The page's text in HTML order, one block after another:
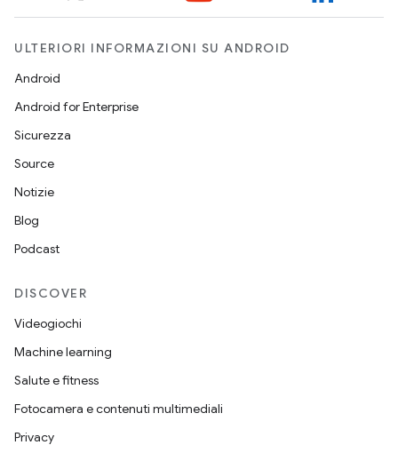
ULTERIORI INFORMAZIONI SU ANDROID
Android
Android for Enterprise
Sicurezza
Source
Notizie
Blog
Podcast
DISCOVER
Videogiochi
Machine learning
Salute e fitness
Fotocamera e contenuti multimediali
Privacy